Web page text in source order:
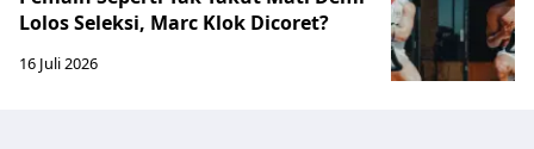
Lolos Seleksi, Marc Klok Dicoret?
16 Juli 2026